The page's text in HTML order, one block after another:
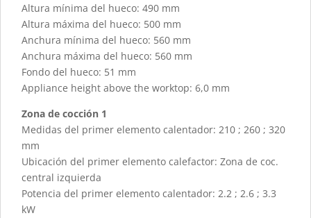
Altura mínima del hueco: 490 mm
Altura máxima del hueco: 500 mm
Anchura mínima del hueco: 560 mm
Anchura máxima del hueco: 560 mm
Fondo del hueco: 51 mm
Appliance height above the worktop: 6,0 mm
Zona de cocción 1
Medidas del primer elemento calentador: 210 ; 260 ; 320
mm
Ubicación del primer elemento calefactor: Zona de coc.
central izquierda
Potencia del primer elemento calentador: 2.2 ; 2.6 ; 3.3
kW